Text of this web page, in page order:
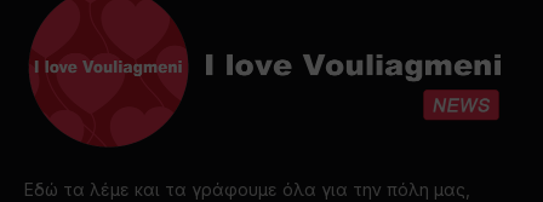
Εδώ τα λέμε και τα γράφουμε όλα για την πόλη μας,